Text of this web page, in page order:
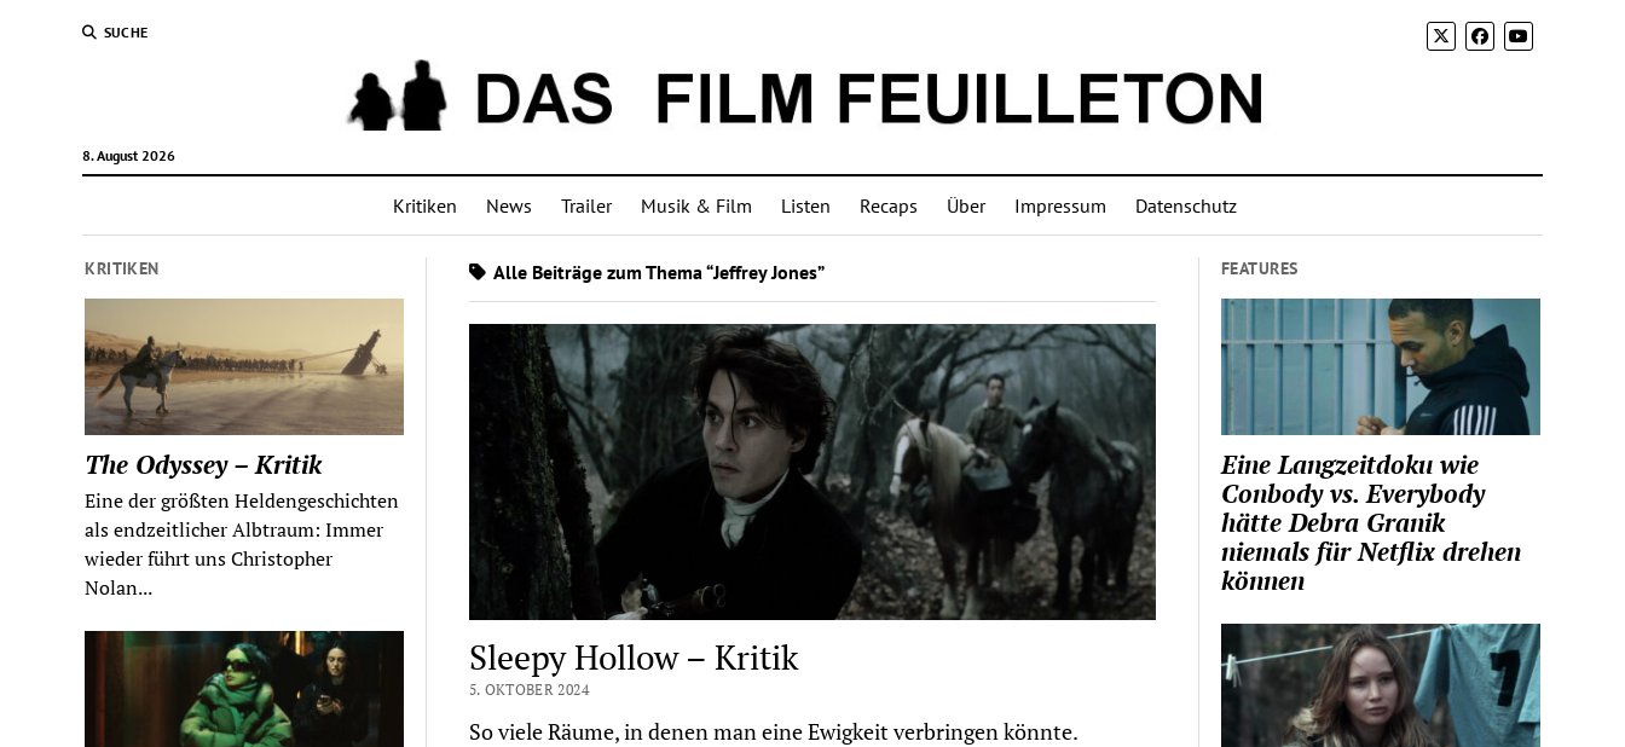
SUCHE
8. August 2026
Kritiken News Trailer Musik & Film Listen Recaps Über Impressum Datenschutz
KRITIKEN
The Odyssey – Kritik
Eine der größten Heldengeschichten
als endzeitlicher Albtraum: Immer
wieder führt uns Christopher
Nolan...
Alle Beiträge zum Thema “Jeffrey Jones”
Sleepy Hollow – Kritik
5. OKTOBER 2024
So viele Räume, in denen man eine Ewigkeit verbringen könnte.
FEATURES
Eine Langzeitdoku wie
Conbody vs. Everybody
hätte Debra Granik
niemals für Netflix drehen
können